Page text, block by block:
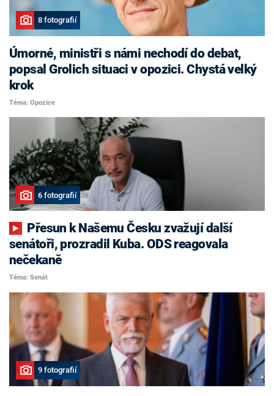
8 fotografií
Úmorné, ministři s námi nechodí do debat,
popsal Grolich situaci v opozici. Chystá velký
krok
Téma: Opozice
6 fotografií
senátoři, prozradil Kuba. ODS reagovala
nečekaně
Téma: Senát
9 fotografií